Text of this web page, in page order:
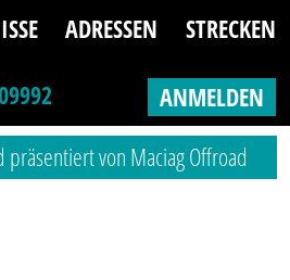
ADRESSEN
STRECKEN
ANMELDEN
von Maciag Offroad